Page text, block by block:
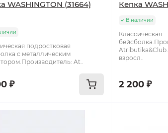
WASHINGTON (31664)
подростковая
с металлическим
At..
₽
Кепка
В наличии
Классическая
взросл..
2 200 ₽